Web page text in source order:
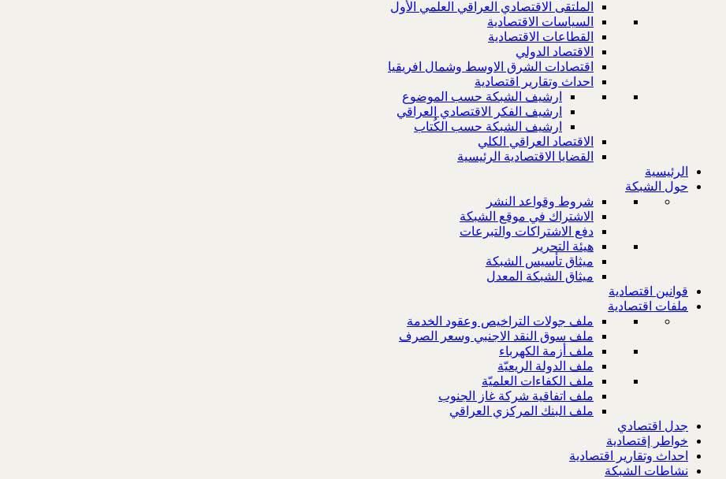
الملتقى الاقتصادي العراقي العلمي الأول
السياسات الاقتصادية
القطاعات الاقتصادية
الاقتصاد الدولي
اقتصادات الشرق الاوسط وشمال افريقيا
احداث وتقارير اقتصادية
ارشيف الشبكة حسب الموضوع
ارشيف الفكر الاقتصادي العراقي
ارشيف الشبكة حسب الكُتاب
الاقتصاد العراقي الكلي
القضايا الاقتصادية الرئيسية
الرئيسية
حول الشبكة
شروط وقواعد النشر
الاشتراك في موقع الشبكة
دفع الاشتراكات والتبرعات
هيئة التحرير
ميثاق تأسيس الشبكة
ميثاق الشبكة المعدل
قوانين اقتصادية
ملفات اقتصادية
ملف جولات التراخيص وعقود الخدمة
ملف سوق النقد الاجنبي وسعر الصرف
ملف أزمة الكهرباء
ملف الدولة الريعيّة
ملف الكفاءات العلميّة
ملف اتفاقية شركة غاز الجنوب
ملف البنك المركزي العراقي
جدل اقتصادي
خواطر إقتصادية
احداث وتقارير اقتصادية
نشاطات الشبكة